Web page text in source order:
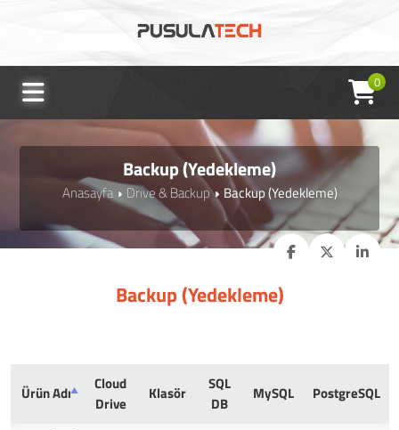
0
Backup (Yedekleme)
Anasayfa Drive & Backup Backup (Yedekleme)
Backup (Yedekleme)
Ürün Adı
Cloud
Drive
Klasör
SQL
DB
MySQL PostgreSQL